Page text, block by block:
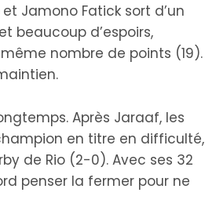
Jamono Fatick sort d’un
beaucoup d’espoirs,
nombre de points (19).
Après Jaraaf, les
en titre en difficulté,
de Rio (2-0). Avec ses 32
penser la fermer pour ne